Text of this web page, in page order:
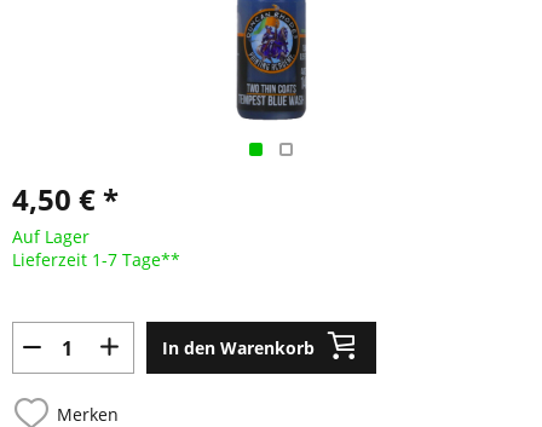
4,50 € *
Auf Lager
Lieferzeit 1-7 Tage**
In den Warenkorb
Merken